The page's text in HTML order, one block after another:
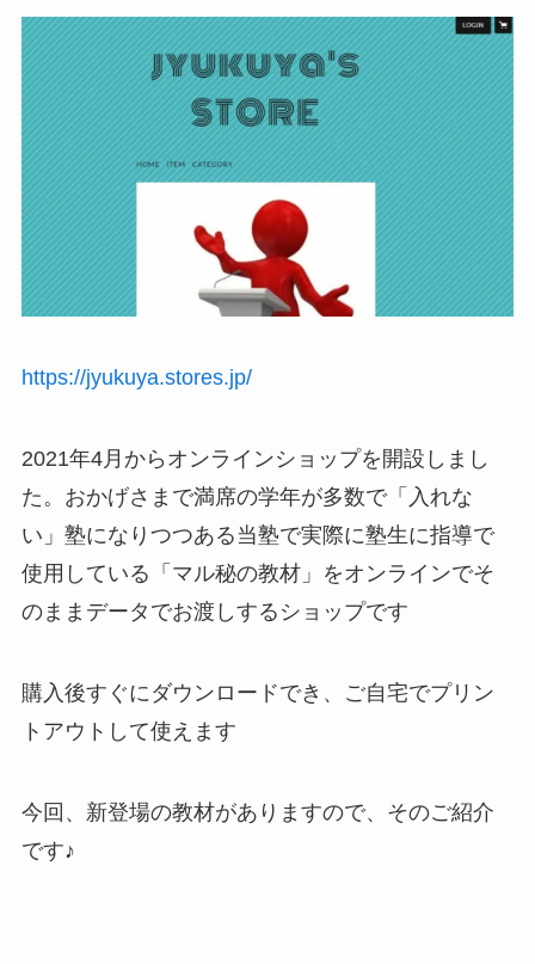
https://jyukuya.stores.jp/
2021年4月からオンラインショップを開設しまし
た。おかげさまで満席の学年が多数で「入れな
い」塾になりつつある当塾で実際に塾生に指導で
使用している「マル秘の教材」をオンラインでそ
のままデータでお渡しするショップです
購入後すぐにダウンロードでき、ご自宅でプリン
トアウトして使えます
今回、新登場の教材がありますので、そのご紹介
です♪